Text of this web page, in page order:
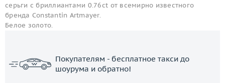
серьги с бриллиантами 0.76ct от всемирно известного
бренда Constantin Artmayer.
Белое золото.
Покупателям - бесплатное такси до
шоурума и обратно!